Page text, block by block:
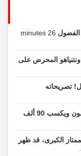
26 minutes
المحرض على
مراهق يبلغ من العمر 14 عامًا يبيع عصير الليمون ويكسب 90 ألف
الكبرى، قد ظهر